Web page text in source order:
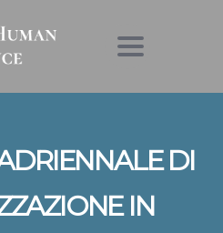
Toggle
DI
IN